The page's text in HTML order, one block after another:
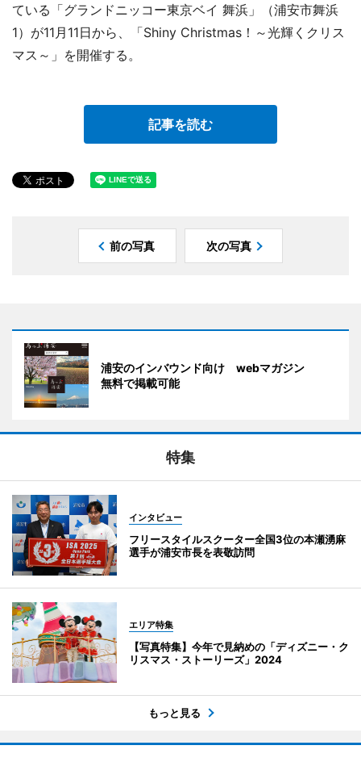
ている「グランドニッコー東京ベイ 舞浜」（浦安市舞浜
1）が11月11日から、「Shiny Christmas！～光輝くクリス
マス～」を開催する。
記事を読む
前の写真 次の写真
浦安のインバウンド向け webマガジン
無料で掲載可能
特集
インタビュー
フリースタイルスクーター全国3位の本瀬湧麻
選手が浦安市長を表敬訪問
エリア特集
【写真特集】今年で見納めの「ディズニー・ク
リスマス・ストーリーズ」2024
もっと見る